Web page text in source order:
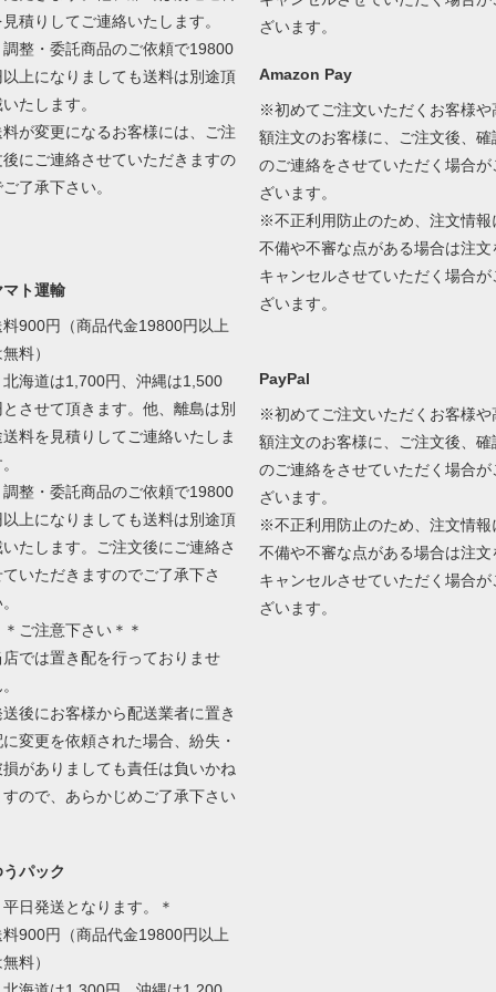
積りしてご連絡いたします。
調整・委託商品のご依頼で19800
以上になりましても送料は別途頂
たします。
料が変更になるお客様には、ご注
後にご連絡させていただきますの
了承下さい。
マト運輸
料900円（商品代金19800円以上
料）
北海道は1,700円、沖縄は1,500
とさせて頂きます。他、離島は別
送料を見積りしてご連絡いたしま
調整・委託商品のご依頼で19800
以上になりましても送料は別途頂
いたします。ご注文後にご連絡さ
ていただきますのでご了承下さ
ご注意下さい＊＊
店では置き配を行っておりませ
送後にお客様から配送業者に置き
変更を依頼された場合、紛失・
損がありましても責任は負いかね
すので、あらかじめご了承下さい
パック
日発送となります。＊
料900円（商品代金19800円以上
料）
ざいます。
Amazon Pay
※初めてご注文いただくお客様や
額注文のお客様に、ご注文後、確
のご連絡をさせていただく場合が
ざいます。
※不正利用防止のため、注文情報
不備や不審な点がある場合は注文
キャンセルさせていただく場合が
ざいます。
PayPal
※初めてご注文いただくお客様や
額注文のお客様に、ご注文後、確
のご連絡をさせていただく場合が
ざいます。
※不正利用防止のため、注文情報
不備や不審な点がある場合は注文
キャンセルさせていただく場合が
ざいます。